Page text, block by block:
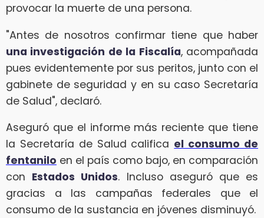
provocar la muerte de una persona.
"Antes de nosotros confirmar tiene que haber
una investigación de la Fiscalía, acompañada
pues evidentemente por sus peritos, junto con el
gabinete de seguridad y en su caso Secretaría
de Salud", declaró.
Aseguró que el informe más reciente que tiene
la Secretaría de Salud califica el consumo de
fentanilo en el país como bajo, en comparación
con Estados Unidos. Incluso aseguró que es
gracias a las campañas federales que el
consumo de la sustancia en jóvenes disminuyó.